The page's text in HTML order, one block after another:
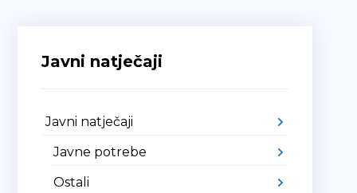
Javni natječaji
Javni natječaji
Javne potrebe
Ostali